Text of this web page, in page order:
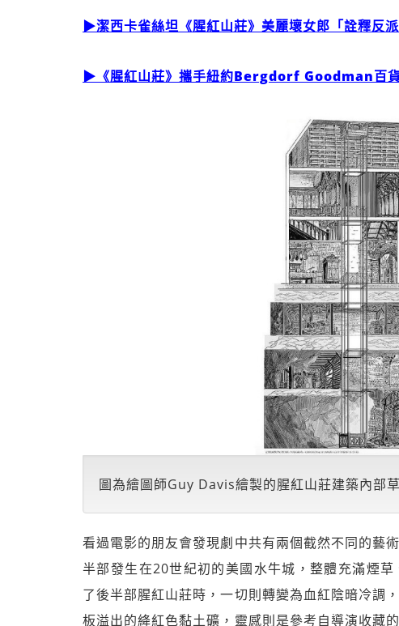
▶潔西卡雀絲坦《腥紅山莊》美麗壞女郎「詮釋反派
▶《腥紅山莊》攜手紐約Bergdorf Goodman百貨
圖為繪圖師Guy Davis繪製的腥紅山莊建築內部
看過電影的朋友會發現劇中共有兩個截然不同的藝
半部發生在20世紀初的美國水牛城，整體充滿煙
了後半部腥紅山莊時，一切則轉變為血紅陰暗冷調
板溢出的絳紅色黏土礦，靈感則是參考自導演收藏